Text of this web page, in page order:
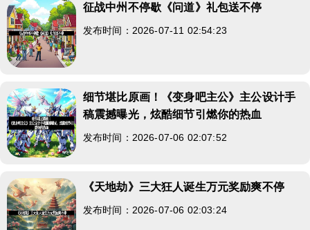
征战中州不停歇《问道》礼包送不停
发布时间：2026-07-11 02:54:23
细节堪比原画！《变身吧主公》主公设计手
稿震撼曝光，炫酷细节引燃你的热血
发布时间：2026-07-06 02:07:52
《天地劫》三大狂人诞生万元奖励爽不停
发布时间：2026-07-06 02:03:24